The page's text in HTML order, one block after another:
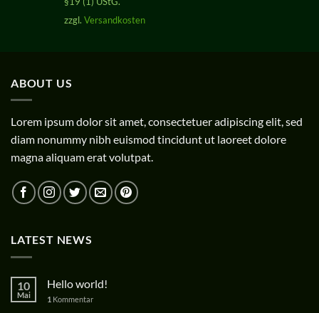
zzgl. Versandkosten
ABOUT US
Lorem ipsum dolor sit amet, consectetuer adipiscing elit, sed
diam nonummy nibh euismod tincidunt ut laoreet dolore
magna aliquam erat volutpat.
LATEST NEWS
10
Mai
Hello world!
1 Kommentar